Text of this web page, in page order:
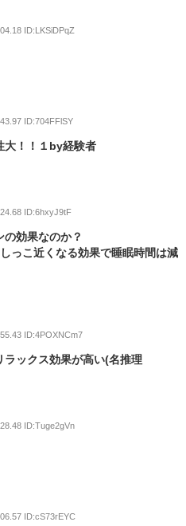
ID:LKSiDPqZ
ID:704FFlSY
大！！１by経験者
ID:6hxyJ9tF
の効果なのか？
っこ近くなる効果で睡眠時間は減
ID:4POXNCm7
ラックス効果が高い(名推理
ID:Tuge2gVn
ID:cS73rEYC